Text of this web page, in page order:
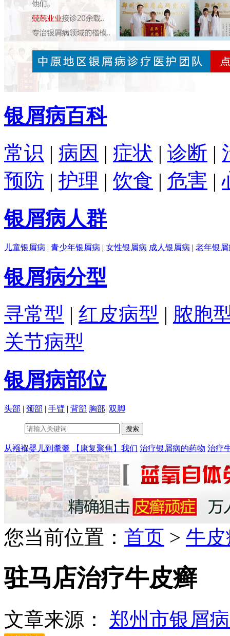
银屑病百科
常识 | 病因 | 症状 | 诊断 |
预防 | 护理 | 饮食 | 危害 |
银屑病人群
儿童银屑病 | 青少年银屑病 | 女性银屑病 成人银屑病 | 老年银屑
银屑病分型
寻常型 | 红皮病型 | 脓胞
关节病型
银屑病部位
头部 | 颈部 | 手臂 | 背部 胸部| 双脚
从襁褓婴儿到耄耋 【康复聚焦】我们 治疗银屑病的药物 治疗
您当前位置： 首页 > 牛
驻马店治疗牛皮癣
文章来源： 郑州市银屑